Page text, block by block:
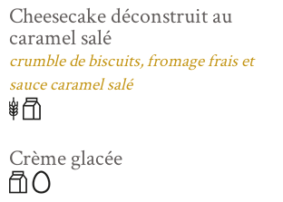
Cheesecake déconstruit au
caramel salé
crumble de biscuits, fromage frais et
sauce caramel salé
Crème glacée